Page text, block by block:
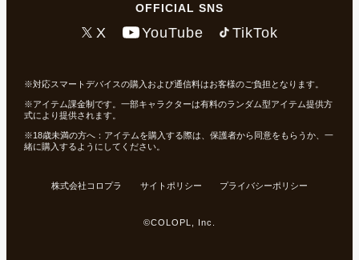
OFFICIAL SNS
X YouTube TikTok
対応スマートデバイスの購入および通信料はお客様のご負担となります。
アイテム課金制です。一部キャラクターは有料のランダム型アイテム提供方
式により提供されます。
18歳未満の方へ：アイテムを購入する際は、保護者から同意をもらうか、一
緒に購入するようにしてください。
株式会社コロプラ サイトポリシー プライバシーポリシー
©COLOPL, Inc.